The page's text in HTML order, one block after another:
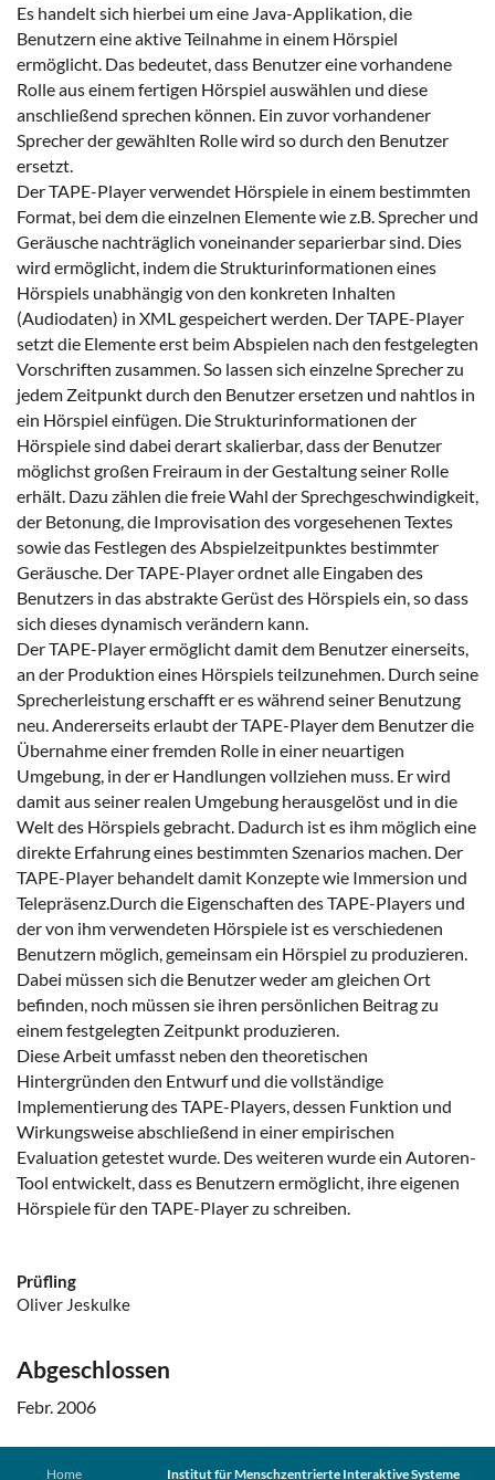
Es handelt sich hierbei um eine Java-Applikation, die
Benutzern eine aktive Teilnahme in einem Hörspiel
ermöglicht. Das bedeutet, dass Benutzer eine vorhandene
Rolle aus einem fertigen Hörspiel auswählen und diese
anschließend sprechen können. Ein zuvor vorhandener
Sprecher der gewählten Rolle wird so durch den Benutzer
ersetzt.
Der TAPE-Player verwendet Hörspiele in einem bestimmten
Format, bei dem die einzelnen Elemente wie z.B. Sprecher und
Geräusche nachträglich voneinander separierbar sind. Dies
wird ermöglicht, indem die Strukturinformationen eines
Hörspiels unabhängig von den konkreten Inhalten
(Audiodaten) in XML gespeichert werden. Der TAPE-Player
setzt die Elemente erst beim Abspielen nach den festgelegten
Vorschriften zusammen. So lassen sich einzelne Sprecher zu
jedem Zeitpunkt durch den Benutzer ersetzen und nahtlos in
ein Hörspiel einfügen. Die Strukturinformationen der
Hörspiele sind dabei derart skalierbar, dass der Benutzer
möglichst großen Freiraum in der Gestaltung seiner Rolle
erhält. Dazu zählen die freie Wahl der Sprechgeschwindigkeit,
der Betonung, die Improvisation des vorgesehenen Textes
sowie das Festlegen des Abspielzeitpunktes bestimmter
Geräusche. Der TAPE-Player ordnet alle Eingaben des
Benutzers in das abstrakte Gerüst des Hörspiels ein, so dass
sich dieses dynamisch verändern kann.
Der TAPE-Player ermöglicht damit dem Benutzer einerseits,
an der Produktion eines Hörspiels teilzunehmen. Durch seine
Sprecherleistung erschafft er es während seiner Benutzung
neu. Andererseits erlaubt der TAPE-Player dem Benutzer die
Übernahme einer fremden Rolle in einer neuartigen
Umgebung, in der er Handlungen vollziehen muss. Er wird
damit aus seiner realen Umgebung herausgelöst und in die
Welt des Hörspiels gebracht. Dadurch ist es ihm möglich eine
direkte Erfahrung eines bestimmten Szenarios machen. Der
TAPE-Player behandelt damit Konzepte wie Immersion und
Telepräsenz.Durch die Eigenschaften des TAPE-Players und
der von ihm verwendeten Hörspiele ist es verschiedenen
Benutzern möglich, gemeinsam ein Hörspiel zu produzieren.
Dabei müssen sich die Benutzer weder am gleichen Ort
befinden, noch müssen sie ihren persönlichen Beitrag zu
einem festgelegten Zeitpunkt produzieren.
Diese Arbeit umfasst neben den theoretischen
Hintergründen den Entwurf und die vollständige
Implementierung des TAPE-Players, dessen Funktion und
Wirkungsweise abschließend in einer empirischen
Evaluation getestet wurde. Des weiteren wurde ein Autoren-
Tool entwickelt, dass es Benutzern ermöglicht, ihre eigenen
Hörspiele für den TAPE-Player zu schreiben.
Prüfling
Oliver Jeskulke
Abgeschlossen
Febr. 2006
Home Institut für Menschzentrierte Interaktive Systeme